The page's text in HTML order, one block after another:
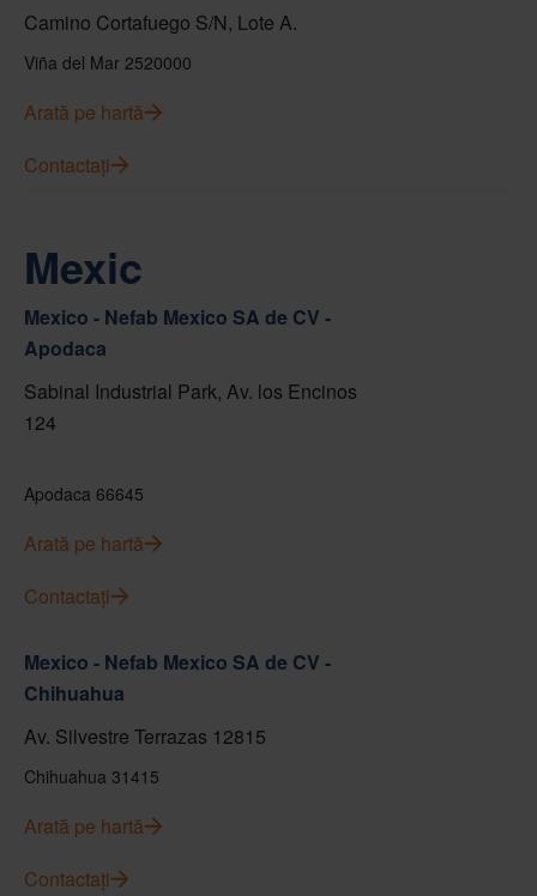
Camino Cortafuego S/N, Lote A.
Viña del Mar 2520000
Arată pe hartă
Contactați
Mexic
Mexico - Nefab Mexico SA de CV -
Apodaca
Sabinal Industrial Park, Av. los Encinos
124
Apodaca 66645
Arată pe hartă
Contactați
Mexico - Nefab Mexico SA de CV -
Chihuahua
Av. Silvestre Terrazas 12815
Chihuahua 31415
Arată pe hartă
Contactați